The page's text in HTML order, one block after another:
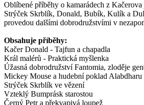
Oblíbené příběhy o kamarádech z
Strýček Skrblík, Donald, Bubík, Kulík a
provedou dalšími dobrodružstvími v
Obsahuje příběhy:
Kačer Donald - Tajfun a chapadla
Král malérů - Praktická myšlenka
Úžasná dobrodružství Fantomia, zloděje
Mickey Mouse a hudební poklad Alabdharu
Strýček Skrblík ve vězení
Vzteklý Bumprásk starostou
Černý Petr a překvapivá loupež